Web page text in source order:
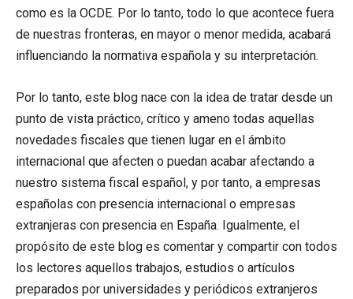
como es la OCDE. Por lo tanto, todo lo que acontece fuera
de nuestras fronteras, en mayor o menor medida, acabará
influenciando la normativa española y su interpretación.
Por lo tanto, este blog nace con la idea de tratar desde un
punto de vista práctico, crítico y ameno todas aquellas
novedades fiscales que tienen lugar en el ámbito
internacional que afecten o puedan acabar afectando a
nuestro sistema fiscal español, y por tanto, a empresas
españolas con presencia internacional o empresas
extranjeras con presencia en España. Igualmente, el
propósito de este blog es comentar y compartir con todos
los lectores aquellos trabajos, estudios o artículos
preparados por universidades y periódicos extranjeros